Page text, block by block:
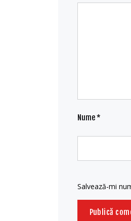
Nume*
Salvează-mi